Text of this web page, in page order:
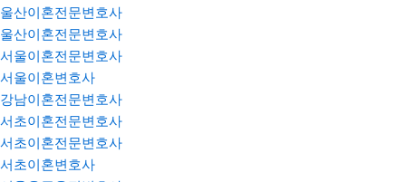
울산이혼전문변호사
울산이혼전문변호사
서울이혼전문변호사
서울이혼변호사
강남이혼전문변호사
서초이혼전문변호사
서초이혼전문변호사
서초이혼변호사